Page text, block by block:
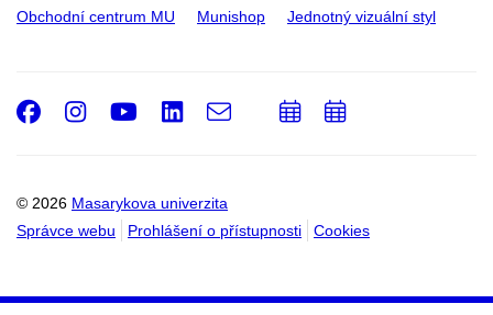
Obchodní centrum MU Munishop Jednotný vizuální styl
© 2026 Masarykova univerzita
Správce webu
Prohlášení o přístupnosti Cookies
Facebook
Instagram
Youtube
LinkedIn
e-
PřidatPřidat